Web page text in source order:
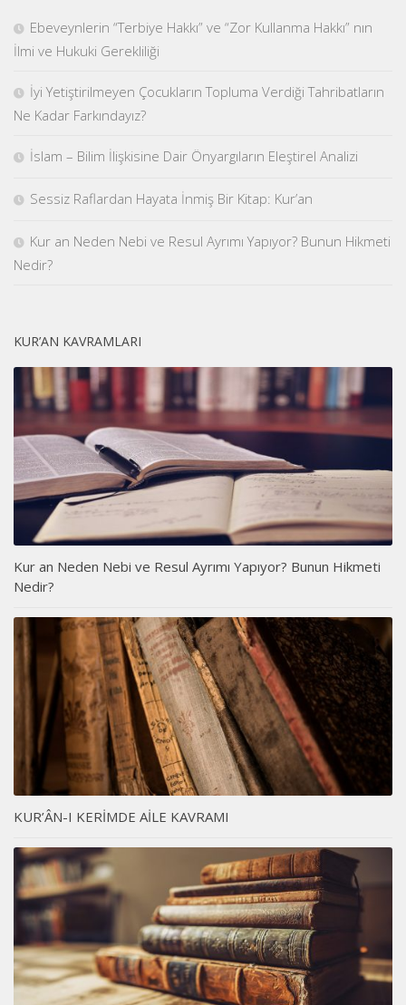
Ebeveynlerin “Terbiye Hakkı” ve “Zor Kullanma Hakkı” nın
İlmi ve Hukuki Gerekliliği
İyi Yetiştirilmeyen Çocukların Topluma Verdiği Tahribatların
Ne Kadar Farkındayız?
İslam – Bilim İlişkisine Dair Önyargıların Eleştirel Analizi
Sessiz Raflardan Hayata İnmiş Bir Kitap: Kur’an
Kur an Neden Nebi ve Resul Ayrımı Yapıyor? Bunun Hikmeti
Nedir?
KUR’AN KAVRAMLARI
Kur an Neden Nebi ve Resul Ayrımı Yapıyor? Bunun Hikmeti
Nedir?
KUR’ÂN-I KERİMDE AİLE KAVRAMI